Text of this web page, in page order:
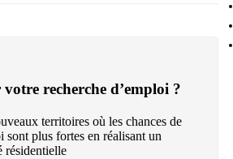
recherche d’emploi ?
territoires où les chances de
sont plus fortes en réalisant un
résidentielle